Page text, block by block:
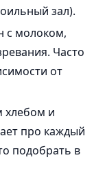
зал).
с молоком,
Часто
от
хлебом и
про каждый
подобрать в